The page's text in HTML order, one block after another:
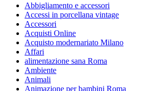
Abbigliamento e accessori
Accessi in porcellana vintage
Accessori
Acquisti Online
Acquisto modernariato Milano
Affari
alimentazione sana Roma
Ambiente
Animali
Animazione per bambini Roma